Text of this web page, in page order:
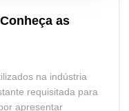
as
na indústria
requisitada para
apresentar